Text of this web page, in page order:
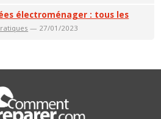
électroménager : tous les
— 27/01/2023